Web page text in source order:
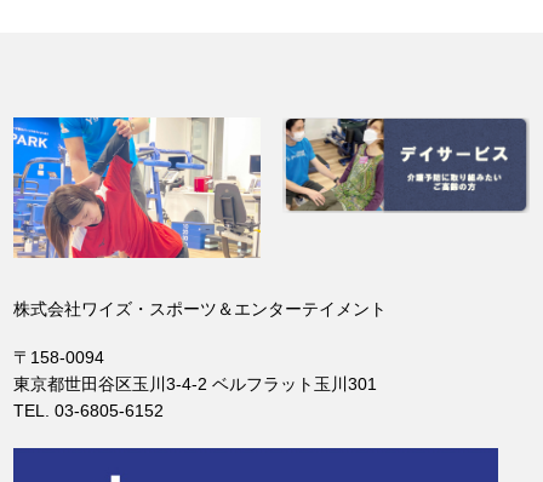
株式会社ワイズ・スポーツ＆エンターテイメント
〒158-0094
東京都世田谷区玉川3-4-2 ベルフラット玉川301
TEL. 03-6805-6152